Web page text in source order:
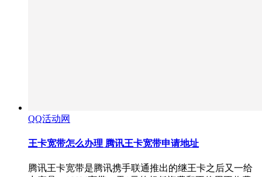
QQ活动网
王卡宽带怎么办理 腾讯王卡宽带申请地址
腾讯王卡宽带是腾讯携手联通推出的继王卡之后又一给